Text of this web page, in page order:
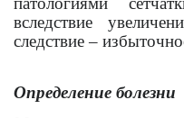
вследствие
следствие –
Определение болезни